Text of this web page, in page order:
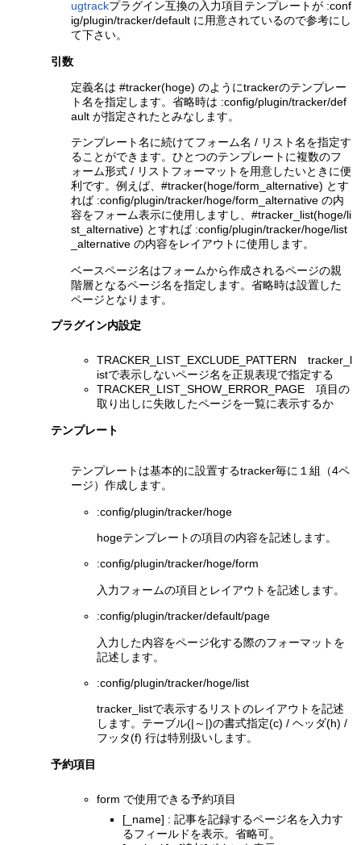
ugtrackプラグイン互換の入力項目テンプレートが :conf
ig/plugin/tracker/default に用意されているので参考にし
て下さい。
引数
定義名は #tracker(hoge) のようにtrackerのテンプレー
ト名を指定します。省略時は :config/plugin/tracker/def
ault が指定されたとみなします。
テンプレート名に続けてフォーム名 / リスト名を指定す
ることができます。ひとつのテンプレートに複数のフ
ォーム形式 / リストフォーマットを用意したいときに便
利です。例えば、#tracker(hoge/form_alternative) とす
れば :config/plugin/tracker/hoge/form_alternative の内
容をフォーム表示に使用しますし、#tracker_list(hoge/li
st_alternative) とすれば :config/plugin/tracker/hoge/list
_alternative の内容をレイアウトに使用します。
ベースページ名はフォームから作成されるページの親
階層となるページ名を指定します。省略時は設置した
ページとなります。
プラグイン内設定
TRACKER_LIST_EXCLUDE_PATTERN tracker_l
istで表示しないページ名を正規表現で指定する
TRACKER_LIST_SHOW_ERROR_PAGE 項目の
取り出しに失敗したページを一覧に表示するか
テンプレート
テンプレートは基本的に設置するtracker毎に１組（4ペ
ージ）作成します。
:config/plugin/tracker/hoge
hogeテンプレートの項目の内容を記述します。
:config/plugin/tracker/hoge/form
入力フォームの項目とレイアウトを記述します。
:config/plugin/tracker/default/page
入力した内容をページ化する際のフォーマットを
記述します。
:config/plugin/tracker/hoge/list
tracker_listで表示するリストのレイアウトを記述
します。テーブル(|～|)の書式指定(c) / ヘッダ(h) /
フッタ(f) 行は特別扱いします。
予約項目
form で使用できる予約項目
[_name] : 記事を記録するページ名を入力す
るフィールドを表示。省略可。